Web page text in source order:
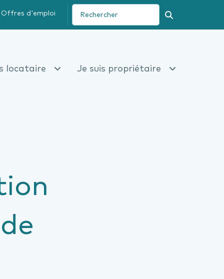
locataire Je suis propriétaire
Offres d'emploi